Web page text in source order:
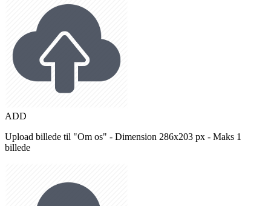
ADD
Upload billede til "Om os" - Dimension 286x203 px - Maks 1
billede